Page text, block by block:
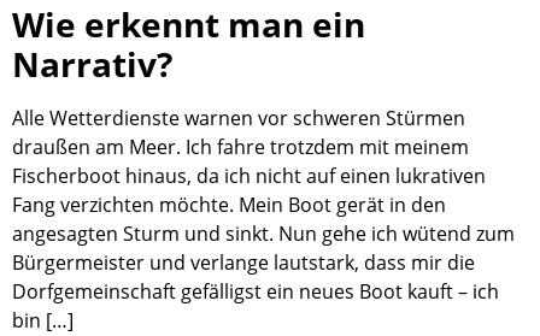
Wie erkennt man ein
Narrativ?
Alle Wetterdienste warnen vor schweren Stürmen
draußen am Meer. Ich fahre trotzdem mit meinem
Fischerboot hinaus, da ich nicht auf einen lukrativen
Fang verzichten möchte. Mein Boot gerät in den
angesagten Sturm und sinkt. Nun gehe ich wütend zum
Bürgermeister und verlange lautstark, dass mir die
Dorfgemeinschaft gefälligst ein neues Boot kauft – ich
bin […]